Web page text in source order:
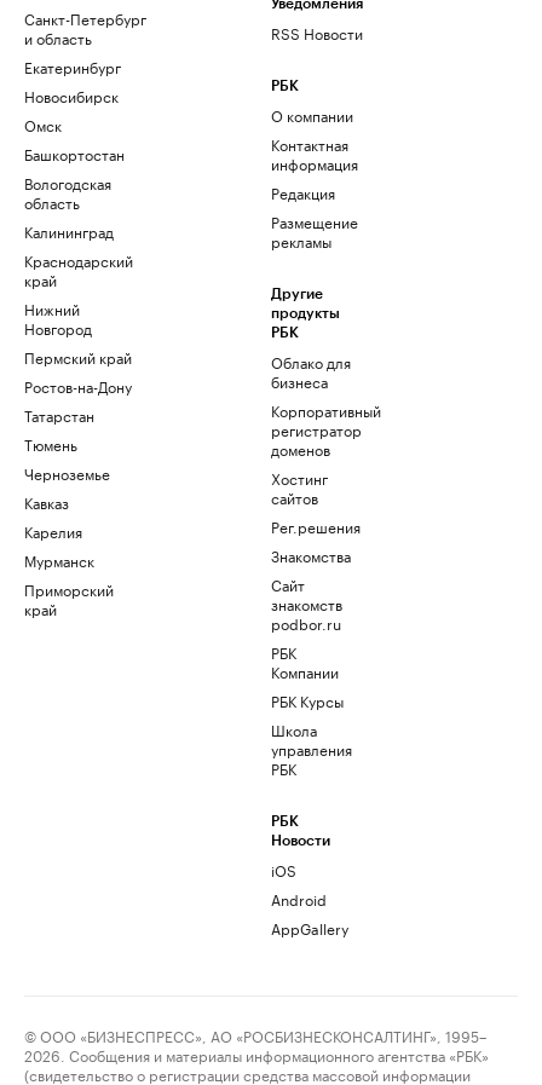
Санкт-Петербург
и область
Екатеринбург
Новосибирск
Омск
Башкортостан
Вологодская
область
Калининград
Краснодарский
край
Нижний
Новгород
Пермский край
Ростов-на-Дону
Татарстан
Тюмень
Черноземье
Кавказ
Карелия
Мурманск
Приморский
край
Уведомления
RSS Новости
РБК
О компании
Контактная
информация
Редакция
Размещение
рекламы
Другие
продукты
РБК
Облако для
бизнеса
Корпоративный
регистратор
доменов
Хостинг
сайтов
Рег.решения
Знакомства
Сайт
знакомств
podbor.ru
РБК
Компании
РБК Курсы
Школа
управления
РБК
РБК
Новости
iOS
Android
AppGallery
© ООО «БИЗНЕСПРЕСС», АО «РОСБИЗНЕСКОНСАЛТИНГ», 1995–
2026. Сообщения и материалы информационного агентства «РБК»
(свидетельство о регистрации средства массовой информации